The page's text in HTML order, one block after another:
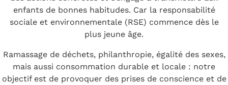
enfants de bonnes habitudes. Car la responsabilité
sociale et environnementale (RSE) commence dès le
plus jeune âge.
Ramassage de déchets, philanthropie, égalité des sexes,
mais aussi consommation durable et locale : notre
objectif est de provoquer des prises de conscience et de